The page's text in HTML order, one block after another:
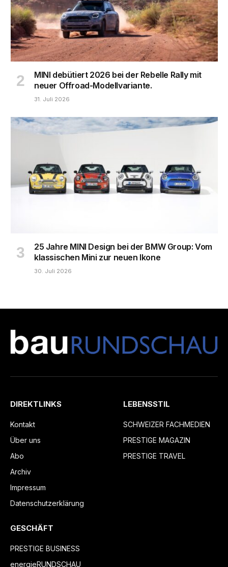
MINI debütiert 2026 bei der Rebelle Rally mit
neuer Offroad-Modellvariante.
31. Juli 2026
25 Jahre MINI Design bei der BMW Group: Vom
klassischen Mini zur neuen Ikone
30. Juli 2026
DIREKTLINKS
Kontakt
Über uns
Abo
Archiv
Impressum
Datenschutzerklärung
LEBENSSTIL
SCHWEIZER FACHMEDIEN
PRESTIGE MAGAZIN
PRESTIGE TRAVEL
GESCHÄFT
PRESTIGE BUSINESS
energieRUNDSCHAU